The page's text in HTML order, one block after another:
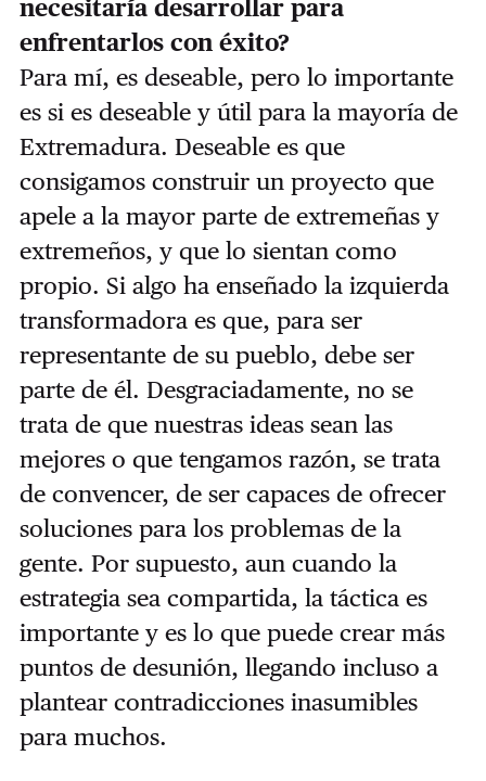
necesitaría desarrollar para
enfrentarlos con éxito?
Para mí, es deseable, pero lo importante
es si es deseable y útil para la mayoría de
Extremadura. Deseable es que
consigamos construir un proyecto que
apele a la mayor parte de extremeñas y
extremeños, y que lo sientan como
propio. Si algo ha enseñado la izquierda
transformadora es que, para ser
representante de su pueblo, debe ser
parte de él. Desgraciadamente, no se
trata de que nuestras ideas sean las
mejores o que tengamos razón, se trata
de convencer, de ser capaces de ofrecer
soluciones para los problemas de la
gente. Por supuesto, aun cuando la
estrategia sea compartida, la táctica es
importante y es lo que puede crear más
puntos de desunión, llegando incluso a
plantear contradicciones inasumibles
para muchos.